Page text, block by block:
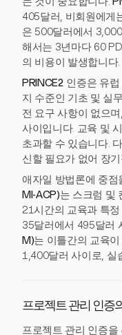
405달러, 비회원에게
은 500달러에서
해서는 3년마다 60
의 비용이 발생합니다.
PRINCE2 인증은 유
지 수준인 기초 및 실
전 요구 사항이 없으
사이입니다. 교육 및
초과할 수 있습니다.
신할 필요가 없어 장
애자일 방법론에 중점
MI-ACP)는 스크럼 및
21시간의 교육과 특
35달러에서 495달러
M)는 이틀간의 교육
1,400달러 사이로, 실
프로젝트 관리 인증
프로젝트 관리 인증